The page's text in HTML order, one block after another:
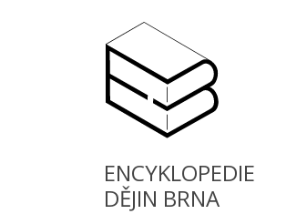
ENCYKLOPEDIE
DĚJIN BRNA